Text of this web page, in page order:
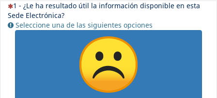
(Esta pregunta es obligatoria)
1 - ¿Le ha resultado útil la información disponible en esta
Sede Electrónica?
Seleccione una de las siguientes opciones